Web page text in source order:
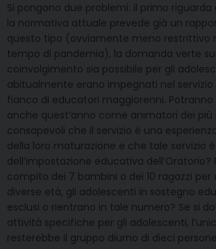
Si pongono due problemi: il primo riguarda
la normativa attuale prevede già un
questo tipo (ovviamente meno restrittivo
tempo di pandemia), la domanda verte
coinvolgimento sia possibile per gli
abitualmente erano impegnati nel
fianco di educatori maggiorenni. Potranno
anche quest’anno come animatori dei più
consapevoli che il servizio è una
della loro maturazione e che tale servizio
dell’impostazione educativa dell’Oratorio?
compito dei 7 bambini o dei 10 ragazzi
diverse età, gli adolescenti in sostegno
esclusi o rientrano in tale numero? Se si
attività specifiche per gli adolescenti,
resterebbe il gruppo diurno di dieci